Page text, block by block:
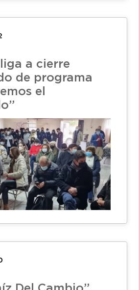
a cierre
de programa
el